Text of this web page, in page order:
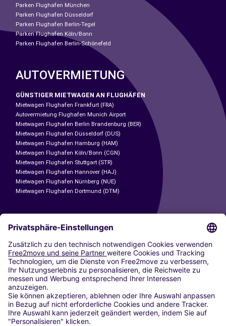
Parken Flughafen München
Parken Flughafen Düsseldorf
Parken Flughafen Berlin-Tegel
Parken Flughafen Köln/Bonn
Parken Flughafen Berlin-Schönefeld
AUTOVERMIETUNG
GÜNSTIGER MIETWAGEN AN FLUGHÄFEN
Mietwagen Flughafen Frankfurt (FRA)
Autovermietung Flughafen Munich Airport
Mietwagen Flughafen Berlin Brandenburg (BER)
Mietwagen Flughafen Düsseldorf (DUS)
Mietwagen Flughafen Hamburg (HAM)
Mietwagen Flughafen Köln/Bonn (CGN)
Mietwagen Flughafen Stuttgart (STR)
Mietwagen Flughafen Hannover (HAJ)
Mietwagen Flughafen Nürnberg (NUE)
Mietwagen Flughafen Dortmund (DTM)
CARSHARING
UNSERE STÄDTE
Paris
Madrid
Washington DC
Mailand
Rom
Turin
Wien
Berlin